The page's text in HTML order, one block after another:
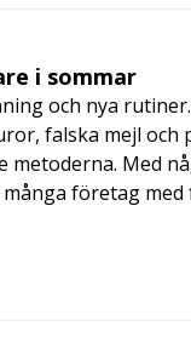
i sommar
och nya
falska mejl och
Med
företag